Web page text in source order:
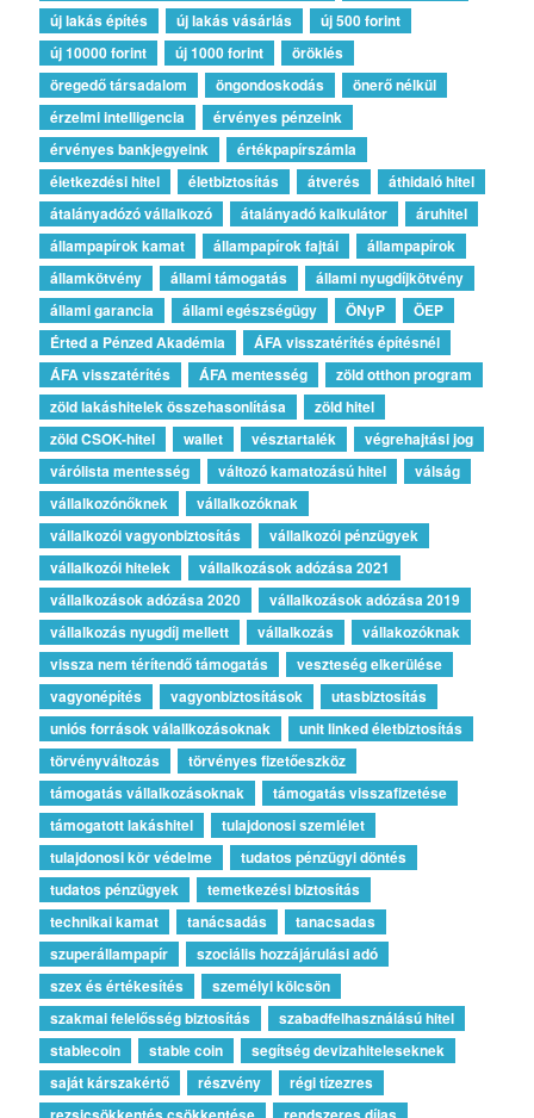
új lakás építés
új lakás vásárlás
új 500 forint
új 10000 forint
új 1000 forint
öröklés
öregedő társadalom
öngondoskodás
önerő nélkül
érzelmi intelligencia
érvényes pénzeink
érvényes bankjegyeink
értékpapírszámla
életkezdési hitel
életbiztosítás átverés
áthidaló hitel
átalányadózó vállalkozó
átalányadó kalkulátor
áruhitel
állampapírok kamat
állampapírok fajtái
állampapírok
államkötvény
állami támogatás
állami nyugdíjkötvény
állami garancia
állami egészségügy ÖNyP
ÖEP
Érted a Pénzed Akadémia
ÁFA visszatérítés építésnél
ÁFA visszatérítés
ÁFA mentesség
zöld otthon program
zöld lakáshitelek összehasonlítása
zöld hitel
zöld CSOK-hitel
wallet vésztartalék
végrehajtási jog
várólista mentesség
változó kamatozású hitel
válság
vállalkozónőknek
vállalkozóknak
vállalkozói vagyonbiztosítás
vállalkozói pénzügyek
vállalkozói hitelek
vállalkozások adózása 2021
vállalkozások adózása 2020
vállalkozások adózása 2019
vállalkozás nyugdíj mellett
vállalkozás
vállakozóknak
vissza nem térítendő támogatás
veszteség elkerülése
vagyonépítés
vagyonbiztosítások
utasbiztosítás
uniós források válallkozásoknak
unit linked életbiztosítás
törvényváltozás
törvényes fizetőeszköz
támogatás vállalkozásoknak
támogatás visszafizetése
támogatott lakáshitel
tulajdonosi szemlélet
tulajdonosi kör védelme
tudatos pénzügyi döntés
tudatos pénzügyek
temetkezési biztosítás
technikai kamat
tanácsadás
tanacsadas
szuperállampapír
szociális hozzájárulási adó
szex és értékesítés
személyi kölcsön
szakmai felelősség biztosítás
szabadfelhasználású hitel
stablecoin
stable coin
segítség devizahiteleseknek
saját kárszakértő
részvény
régi tízezres